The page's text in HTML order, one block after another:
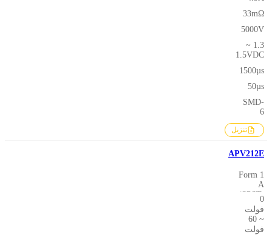
33mΩ
5000V
1.3 ~
1.5VDC
1500µs
50µs
SMD-
6
تنزيل
APV212E
1 Form
A
(SPST-
NO)
0
فولت
~ 60
فولت